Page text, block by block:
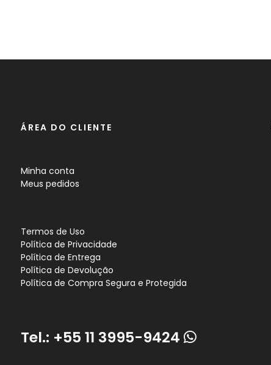
ÁREA DO CLIENTE
Minha conta
Meus pedidos
Termos de Uso
Política de Privacidade
Política de Entrega
Política de Devolução
Política de Compra Segura e Protegida
Tel.: +55 11 3995-9424